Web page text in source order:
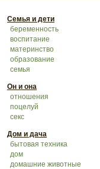
Семья и дети
беременность
воспитание
материнство
образование
семья
Он и она
отношения
поцелуй
секс
Дом и дача
бытовая техника
дом
домашние животные